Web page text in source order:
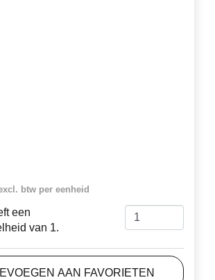
btw per eenheid
een
van 1.
AAN FAVORIETEN